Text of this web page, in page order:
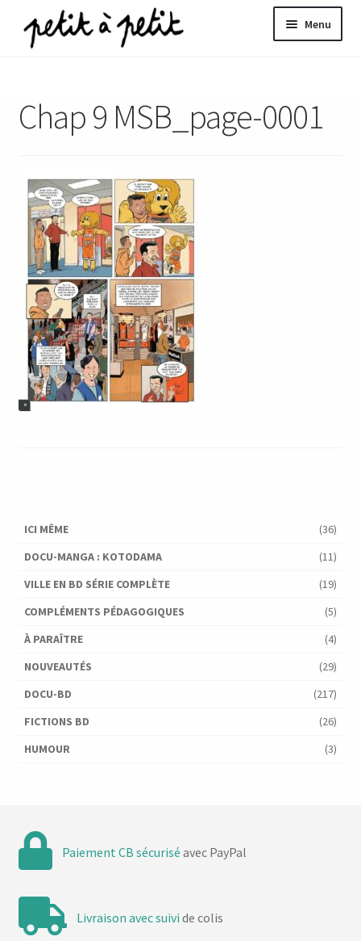
Aller
à
Aller
au
Menu
Chap 9 MSB_page-0001
ICI MÊME
(36)
DOCU-MANGA : KOTODAMA
(11)
VILLE EN BD SÉRIE COMPLÈTE
(19)
COMPLÉMENTS PÉDAGOGIQUES
(5)
À PARAÎTRE
(4)
NOUVEAUTÉS
(29)
DOCU-BD
(217)
FICTIONS BD
(26)
HUMOUR
(3)
Paiement CB sécurisé avec PayPal
Livraison avec suivi de colis